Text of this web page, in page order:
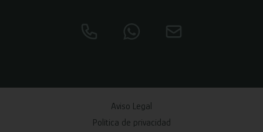
Aviso Legal
Política de privacidad